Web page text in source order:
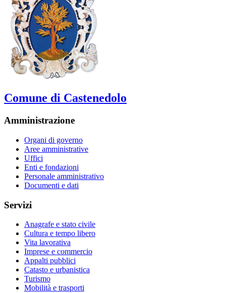
Comune di Castenedolo
Amministrazione
Organi di governo
Aree amministrative
Uffici
Enti e fondazioni
Personale amministrativo
Documenti e dati
Servizi
Anagrafe e stato civile
Cultura e tempo libero
Vita lavorativa
Imprese e commercio
Appalti pubblici
Catasto e urbanistica
Turismo
Mobilità e trasporti